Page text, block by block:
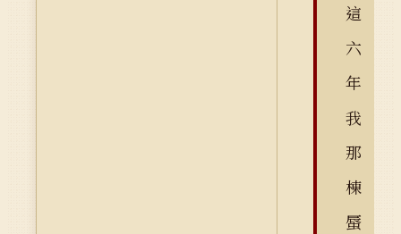
這
六
年
我
那
棟
蜃